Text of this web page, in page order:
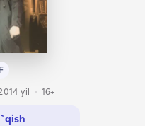
yil 16+